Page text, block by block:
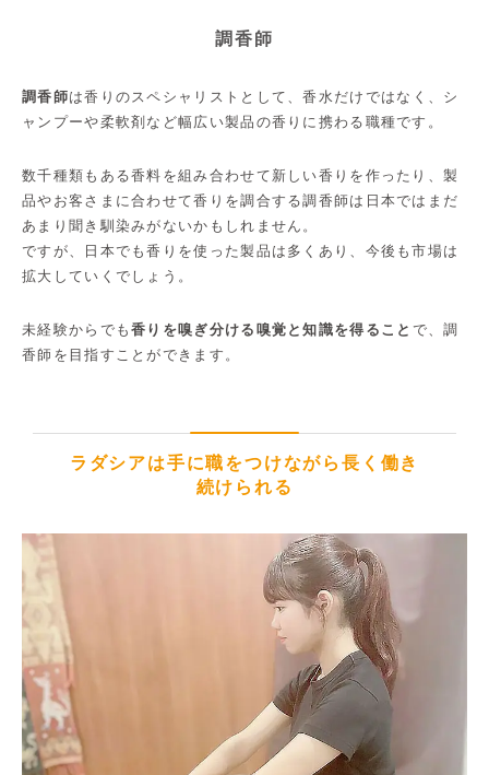
調香師
調香師は香りのスペシャリストとして、香水だけではなく、シ
ャンプーや柔軟剤など幅広い製品の香りに携わる職種です。
数千種類もある香料を組み合わせて新しい香りを作ったり、製
品やお客さまに合わせて香りを調合する調香師は日本ではまだ
あまり聞き馴染みがないかもしれません。
ですが、日本でも香りを使った製品は多くあり、今後も市場は
拡大していくでしょう。
未経験からでも香りを嗅ぎ分ける嗅覚と知識を得ること で、調
香師を目指すことができます。
ラダシアは手に職をつけながら長く働き
続けられる